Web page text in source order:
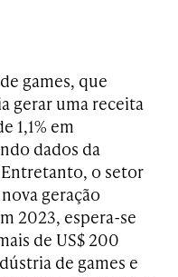
games, que
gerar uma receita
1,1% em
dados da
o setor
geração
2023, espera-se
de US$ 200
de games e